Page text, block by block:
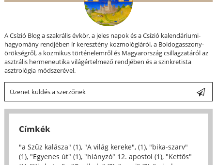
A Csízió Blog a szakrális évkör, a jeles napok és a Csízió kalendáriumi-
hagyomány rendjében ír keresztény kozmológiáról, a Boldogasszony-
örökségről, a kozmikus történelemről és Magyarország csillagzatáról az
asztrális hermeneutika világértelmező rendjében és a szinkretista
asztrológia módszerével.
Üzenet küldés a szerzőnek
Címkék
"a Szűz kalásza" (1), "A világ kereke", (1), "bika-szarv"
(1), "Egyenes út" (1), "hiányzó" 12. apostol (1), "Kettős"